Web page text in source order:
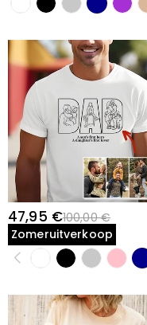
47,95 €100,00 €
Zomeruitverkoop